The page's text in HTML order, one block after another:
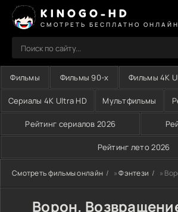
KINOGO-HD
СМОТРЕТЬ БЕСПЛАТНО ОНЛАЙН
Фильмы Фильмы 90-х Фильмы 4K
Сериалы 4K Ultra HD Мультфильмы
Рейтинг сериалов 2026
Рейтинг лето 2026
Смотреть фильмы онлайн »Фэнтези »
Ворон.